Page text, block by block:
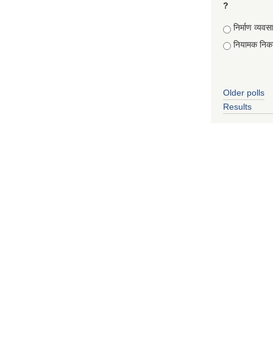
?
Choices
निर्माण
नियामक
Older polls
Results